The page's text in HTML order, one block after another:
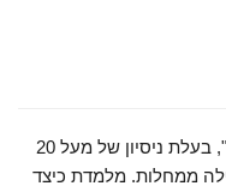
מפתחת שיטת "תדר החיים", בעלת ניסיון של מעל 20
ממחלות. מלמדת כיצד